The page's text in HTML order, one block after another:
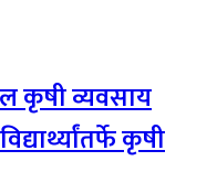
कृषी व्यवसाय
कृषी